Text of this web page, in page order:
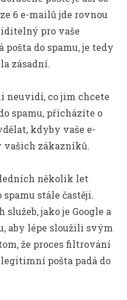
ze 6 e-mailů jde rovnou
pro vaše
pošta do spamu, je tedy
zásadní.
neuvidí, co jim chcete
spamu, přicházíte o
kdyby vaše e-
zákazníků.
několik let
stále častěji.
jako je Google a
aby lépe sloužili svým
že proces filtrování
pošta padá do